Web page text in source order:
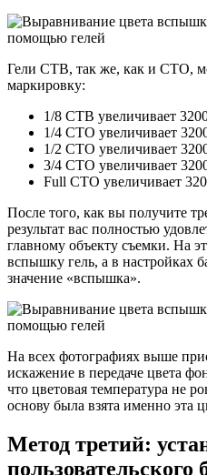
Гели CTB, так же, как и CTO,
маркировку:
1/8 CTB увеличивает
1/4 CTO увеличивает
1/2 CTO увеличивает
3/4 CTO увеличивает
Full CTO увеличивает
После того, как вы получите
результат вас полностью
главному объекту съемки. На
вспышку гель, а в настройках
значение «вспышка».
На всех фотографиях выше
искажение в передаче цвета
что цветовая температура не
основу была взята именно эта
Метод третий:
пользовательского